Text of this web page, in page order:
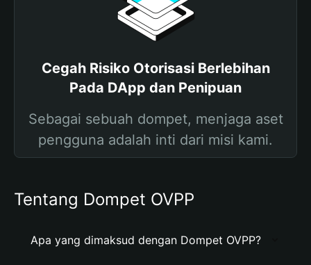
Cegah Risiko Otorisasi Berlebihan
Pada DApp dan Penipuan
Sebagai sebuah dompet, menjaga aset
pengguna adalah inti dari misi kami.
Tentang Dompet OVPP
Apa yang dimaksud dengan Dompet OVPP?